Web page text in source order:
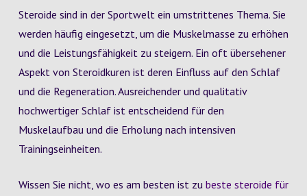
Steroide sind in der Sportwelt ein umstrittenes Thema. Sie
werden häufig eingesetzt, um die Muskelmasse zu erhöhen
und die Leistungsfähigkeit zu steigern. Ein oft übersehener
Aspekt von Steroidkuren ist deren Einfluss auf den Schlaf
und die Regeneration. Ausreichender und qualitativ
hochwertiger Schlaf ist entscheidend für den
Muskelaufbau und die Erholung nach intensiven
Trainingseinheiten.
Wissen Sie nicht, wo es am besten ist zu beste steroide für